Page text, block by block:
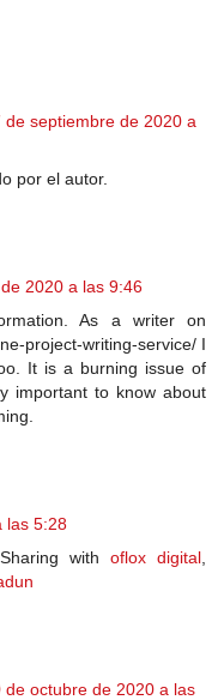
de septiembre de 2020 a
por el autor.
2020 a las 9:46
As a writer on
project-writing-service/ I
It is a burning issue of
important to know about
las 5:28
withoflox digital
de octubre de 2020 a las